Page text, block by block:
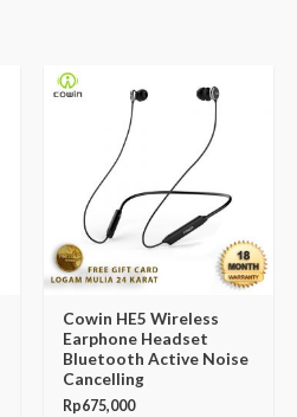
Cowin HE5 Wireless
Earphone Headset
Bluetooth Active Noise
Cancelling
Rp675,000